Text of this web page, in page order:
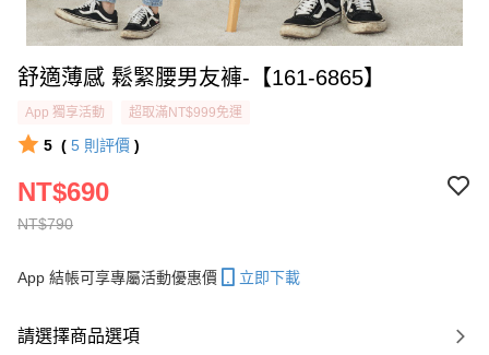
舒適薄感 鬆緊腰男友褲-【161-6865】
App 獨享活動 超取滿NT$999免運
5 ( 5 則評價 )
NT$790
NT$690
App 結帳可享專屬活動優惠價 立即下載
請選擇商品選項